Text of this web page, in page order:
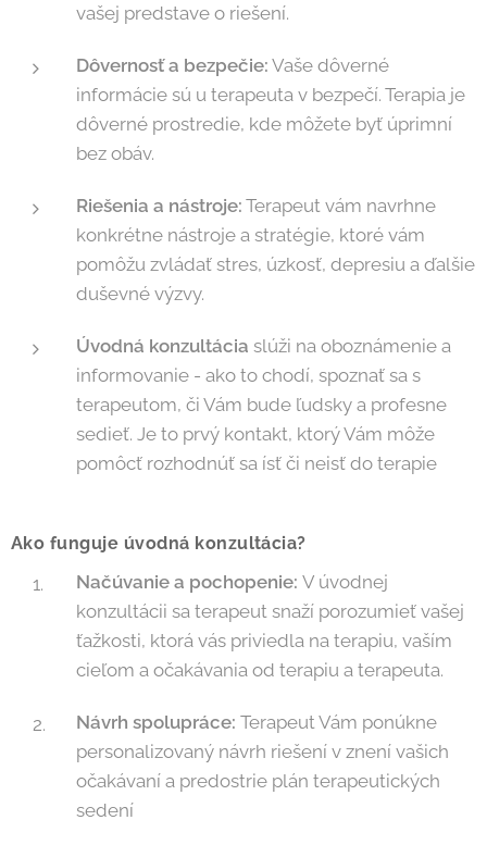
vašej predstave o riešení.
Dôvernosť a bezpečie: Vaše dôverné
informácie sú u terapeuta v bezpečí. Terapia je
dôverné prostredie, kde môžete byť úprimní
bez obáv.
Riešenia a nástroje: Terapeut vám navrhne
konkrétne nástroje a stratégie, ktoré vám
pomôžu zvládať stres, úzkosť, depresiu a ďalšie
duševné výzvy.
Úvodná konzultácia slúži na oboznámenie a
informovanie - ako to chodí, spoznať sa s
terapeutom, či Vám bude ľudsky a profesne
sedieť. Je to prvý kontakt, ktorý Vám môže
pomôcť rozhodnúť sa ísť či neisť do terapie
Ako funguje úvodná konzultácia?
Načúvanie a pochopenie: V úvodnej
konzultácii sa terapeut snaží porozumieť vašej
ťažkosti, ktorá vás priviedla na terapiu, vaším
cieľom a očakávania od terapiu a terapeuta.
Návrh spolupráce: Terapeut Vám ponúkne
personalizovaný návrh riešení v znení vašich
očakávaní a predostrie plán terapeutických
sedení